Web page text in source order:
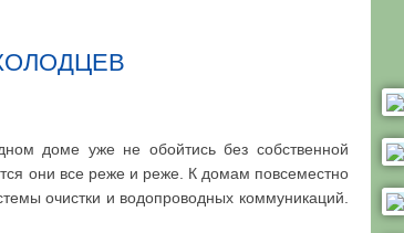
доме уже не обойтись без собственной
они все реже и реже. К домам повсеместно
очистки и водопроводных коммуникаций.